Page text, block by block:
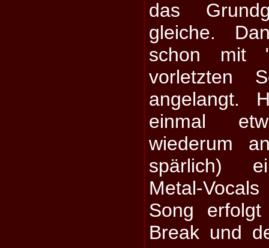
das
gleiche.
schon mit
vorletzten
angelangt.
einmal
wiederum
spärlich)
Metal-
Song
Break und